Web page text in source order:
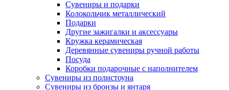
Сувениры и подарки
Колокольчик металлический
Подарки
Другие зажигалки и аксессуары
Кружка керамическая
Деревянные сувениры ручной работы
Посуда
Коробки подарочные с наполнителем
Сувениры из полистоуна
Сувениры из бронзы и янтаря